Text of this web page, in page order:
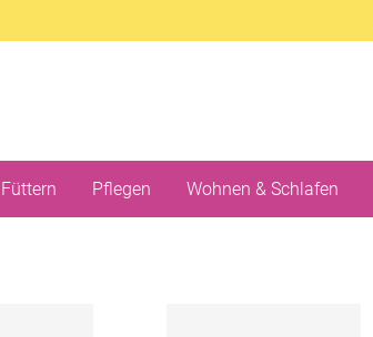
Füttern Pflegen Wohnen & Schlafen